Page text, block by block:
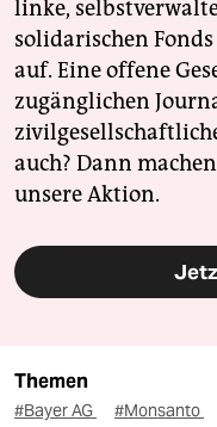
linke,
solidarischen
auf. Eine offene
zugänglichen
auch? Dann
unsere Aktion.
Themen
#Bayer AG #Monsanto